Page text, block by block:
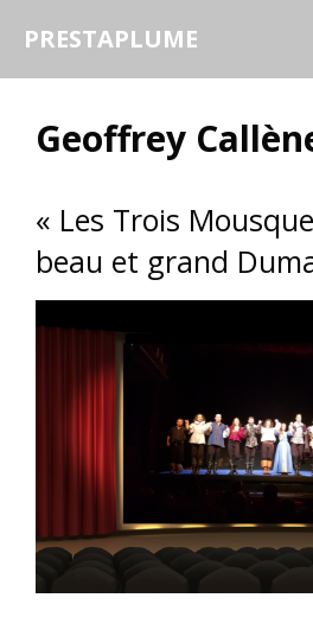
PRESTAPLUME
Geoffrey
« Les Trois
beau et grand